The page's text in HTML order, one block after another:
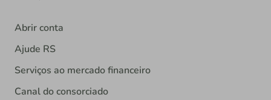
Abrir conta
Ajude RS
Serviços ao mercado financeiro
Canal do consorciado